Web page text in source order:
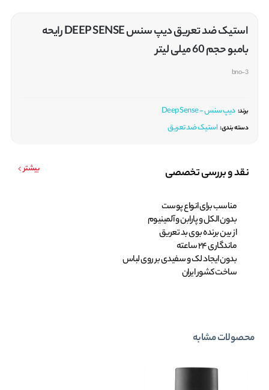
استیک ضد تعریق دیپ سنس DEEP SENSE رایحه
بامبو حجم 60 میلی لیتر
bno-3
برند: دیپ سنس - Deep Sense
دسته بندی: استیک ضد تعریق
نقد و بررسی تخصصی بیشتر
مناسب برای انواع پوست
بدون الکل و پارابن و آلمینیوم
از بین برنده بوی بد تعریق
ماندگاری 24 ساعته
بدون ایجاد لک و سفیدی بر روی لباس
ساخت کشور ایران
محصولات مشابه